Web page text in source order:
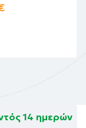
14 ημερών